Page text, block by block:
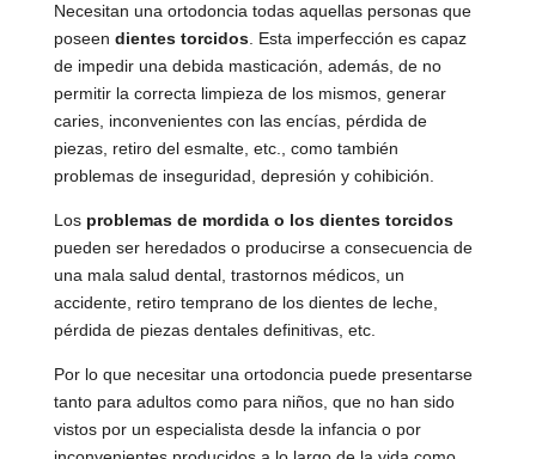
Necesitan una ortodoncia todas aquellas personas que
poseen dientes torcidos. Esta imperfección es capaz
de impedir una debida masticación, además, de no
permitir la correcta limpieza de los mismos, generar
caries, inconvenientes con las encías, pérdida de
piezas, retiro del esmalte, etc., como también
problemas de inseguridad, depresión y cohibición.
Los problemas de mordida o los dientes torcidos
pueden ser heredados o producirse a consecuencia de
una mala salud dental, trastornos médicos, un
accidente, retiro temprano de los dientes de leche,
pérdida de piezas dentales definitivas, etc.
Por lo que necesitar una ortodoncia puede presentarse
tanto para adultos como para niños, que no han sido
vistos por un especialista desde la infancia o por